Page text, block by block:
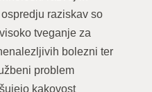
raziskav so
tveganje za
bolezni ter
problem
kakovost